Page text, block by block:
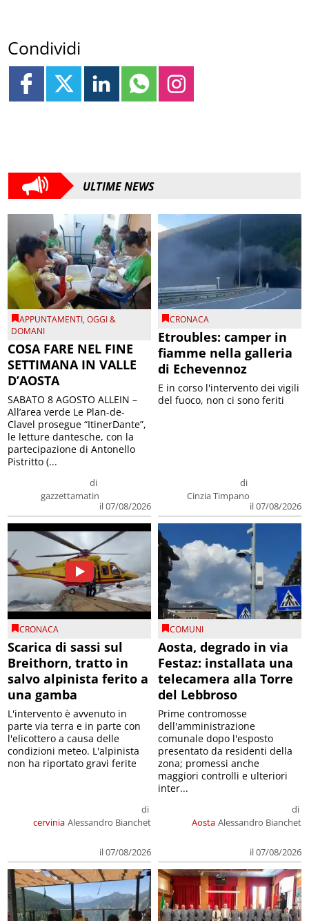
Condividi
ULTIME NEWS
APPUNTAMENTI,OGGI &
DOMANI
COSA FARE NEL FINE
SETTIMANA IN VALLE
D’AOSTA
di
gazzettamatin
il 07/08/2026
SABATO 8 AGOSTO ALLEIN –
All’area verde Le Plan-de-
Clavel prosegue “ItinerDante”,
le letture dantesche, con la
partecipazione di Antonello
Pistritto (...
CRONACA
Etroubles: camper in
fiamme nella galleria
di Echevennoz
di
Cinzia Timpano
il 07/08/2026
E in corso l'intervento dei vigili
del fuoco, non ci sono feriti
CRONACA
Scarica di sassi sul
Breithorn, tratto in
salvo alpinista ferito a
una gamba
cervinia
di
Alessandro Bianchet
il 07/08/2026
L'intervento è avvenuto in
parte via terra e in parte con
l'elicottero a causa delle
condizioni meteo. L'alpinista
non ha riportato gravi ferite
COMUNI
Aosta, degrado in via
Festaz: installata una
telecamera alla Torre
del Lebbroso
Aosta
di
Alessandro Bianchet
il 07/08/2026
Prime contromosse
dell'amministrazione
comunale dopo l'esposto
presentato da residenti della
zona; promessi anche
maggiori controlli e ulteriori
inter...